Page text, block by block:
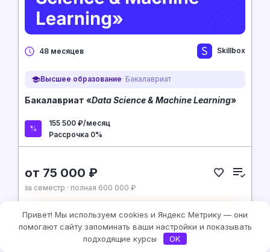
48 месяцев Skillbox
Высшее образование· Бакалавриат
Бакалавриат «Data Science & Machine Learning»
155 500 ₽/месяц
Рассрочка 0%
от 75 000 ₽
за семестр · полная 600 000 ₽
На сайт курса
Привет! Мы используем cookies и Яндекс Метрику — они
помогают сайту запоминать ваши настройки и показывать
подходящие курсы
OK